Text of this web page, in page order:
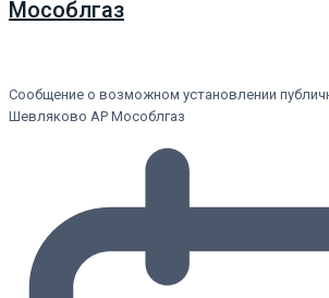
Мособлгаз
Сообщение о возможном установлении
Шевляково АР Мособлгаз